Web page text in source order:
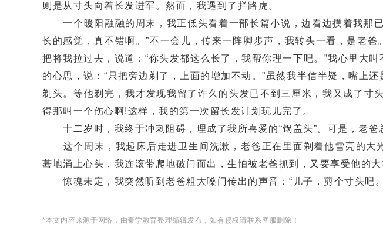
则是从寸头向着长发进军。然而，我遇到了拦路虎。
一个暖阳融融的周末，我正低头看着一部长篇小说，边看边摸着我那已
长的感觉，真不错啊。”不一会儿，传来一阵脚步声，我转头一看，是老
把将我拉过去，说道：“你头发都这么长了，我帮你理一下吧。”我心里大
的心思，说：“只把旁边剃了，上面的增加不动。”虽然我半信半疑，嘴上
剃头。等他剃完，我才发现我留了许久的头发已不到三厘米，我又成了寸
得那叫一个伤心啊!这样，我的第一次留长发计划玩儿完了。
十二岁时，我终于冲刺阻碍，理成了我所喜爱的“锅盖头”。可是，老爸
这个周末，我起床后走进卫生间洗漱，老爸正在里面剃着他雪亮的大
蓦地涌上心头，我连滚带爬地破门而出，生怕被老爸抓到，又要享受他的大
惊魂未定，我突然听到老爸粗大嗓门传出的声音：“儿子，剪个寸头吧
*本文内容来源于网络，由秦学教育整理编辑发布，如有侵权请联系客服删除！